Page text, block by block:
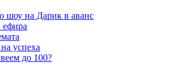
шоу на Дарик в аванс
ефира
успеха
до 100?